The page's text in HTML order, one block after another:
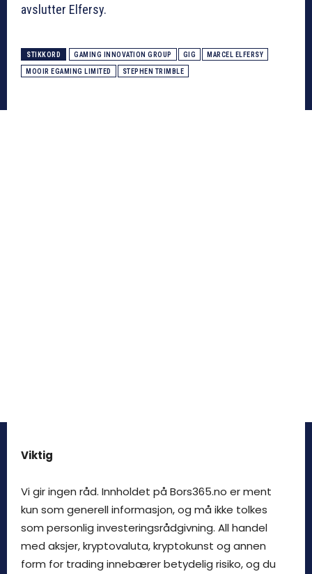
avslutter Elfersy.
STIKKORD GAMING INNOVATION GROUP GIG MARCEL ELFERSY
MOOIR EGAMING LIMITED STEPHEN TRIMBLE
Viktig
Vi gir ingen råd. Innholdet på Bors365.no er ment
kun som generell informasjon, og må ikke tolkes
som personlig investeringsrådgivning. All handel
med aksjer, kryptovaluta, kryptokunst og annen
form for trading innebærer betydelig risiko, og du